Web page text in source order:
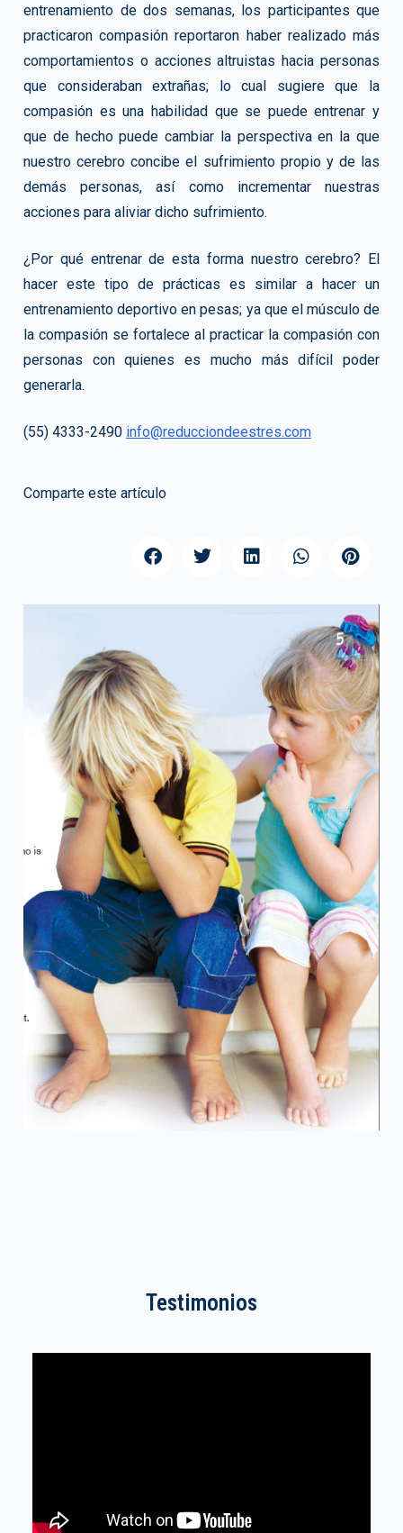
entrenamiento de dos semanas, los participantes que
practicaron compasión reportaron haber realizado más
comportamientos o acciones altruistas hacia personas
que consideraban extrañas; lo cual sugiere que la
compasión es una habilidad que se puede entrenar y
que de hecho puede cambiar la perspectiva en la que
nuestro cerebro concibe el sufrimiento propio y de las
demás personas, así como incrementar nuestras
acciones para aliviar dicho sufrimiento.
¿Por qué entrenar de esta forma nuestro cerebro? El
hacer este tipo de prácticas es similar a hacer un
entrenamiento deportivo en pesas; ya que el músculo de
la compasión se fortalece al practicar la compasión con
personas con quienes es mucho más difícil poder
generarla.
(55) 4333-2490 info@reducciondeestres.com
Comparte este artículo
Testimonios